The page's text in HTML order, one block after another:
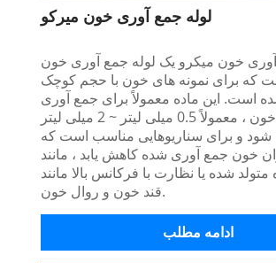
لوله جمع آوری خون میرکو
خون میکرو یک لوله جمع آوری خون
که برای نمونه های خون با حجم کوچک
است. این ماده معمولاً برای جمع آوری
میکرو خون ، معمولاً 0.5 میلی لیتر ~ 2 میلی لیتر
شود و برای سناریوهایی مناسب است که
خون جمع آوری شده کاهش یابد ، مانند
متولد شده یا نظارت با فرکانس بالا مانند
قند خون و روال خون.
ادامه مطلب